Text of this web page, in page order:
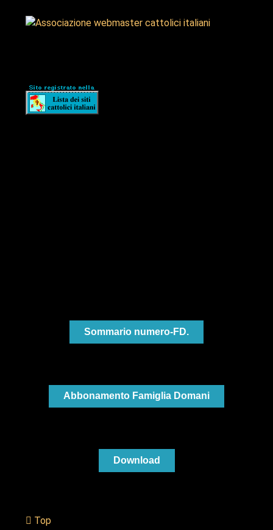
Sommario numero-FD.
Abbonamento Famiglia Domani
Download
Top